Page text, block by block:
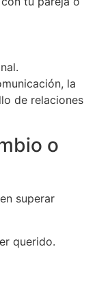
la
de relaciones
o
superar
querido.